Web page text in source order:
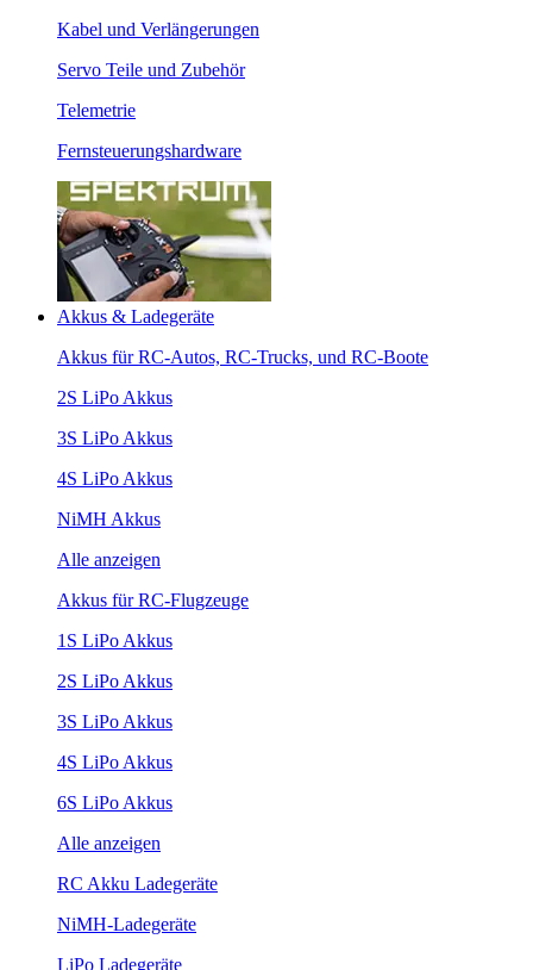
Kabel und Verlängerungen
Servo Teile und Zubehör
Telemetrie
Fernsteuerungshardware
Akkus & Ladegeräte
Akkus für RC-Autos, RC-Trucks, und RC-Boote
2S LiPo Akkus
3S LiPo Akkus
4S LiPo Akkus
NiMH Akkus
Alle anzeigen
Akkus für RC-Flugzeuge
1S LiPo Akkus
2S LiPo Akkus
3S LiPo Akkus
4S LiPo Akkus
6S LiPo Akkus
Alle anzeigen
RC Akku Ladegeräte
NiMH-Ladegeräte
LiPo Ladegeräte